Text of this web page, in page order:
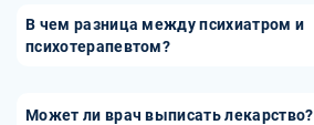
для успешного лечения. При выборе
на квалификацию, опыт работы и
специалиста, с которым вы будете
В чем разница между психиатром и
психотерапевтом?
в области психического здоровья.
Может ли врач выписать лекарство?